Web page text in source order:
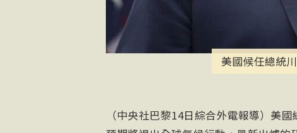
美國候任總統
（中央社巴黎14日綜合外電報導）美